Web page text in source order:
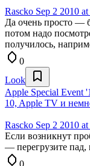
Rascko Sep 2 2010
Да очень просто —
потом надо
получилось,
0
Look
Apple Special Event
10, Apple TV и
Rascko Sep 2 2010
Если возникнут
— перегрузите пад,
0